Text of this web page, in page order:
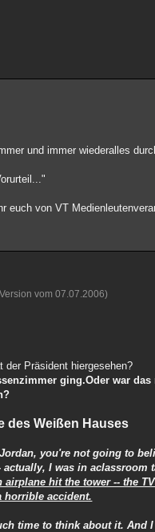
und immer wiederalles
euch von VT
vom 07.07.2006)
der Präsident hiergesehen?
ging.Oder war
des Weißen Hauses
you're not going to
actually, I was in
hit the tower -- the
horrible accident.
time to think about it.